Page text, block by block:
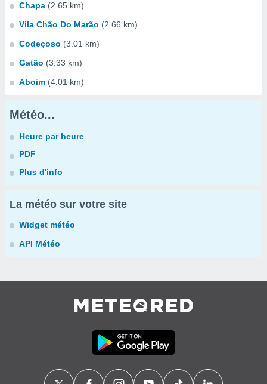
Chapa (2.65 km)
Vila Chão Do Marão (2.66 km)
Codeçoso (3.01 km)
Gatão (3.33 km)
Aboim (4.01 km)
Météo...
Heure par heure
PDF
Plus d'info
La météo sur votre site
Widget météo
API Météo